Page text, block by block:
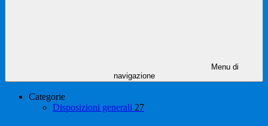
Menu di
navigazione
Categorie
Disposizioni generali 27